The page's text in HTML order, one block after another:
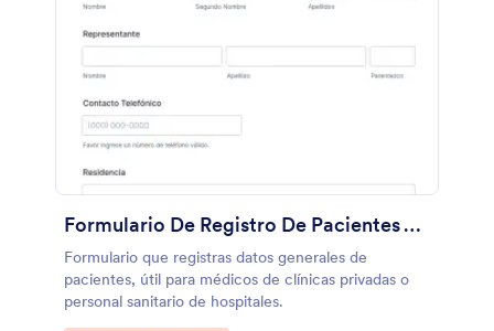
Formulario De Registro De Pacientes Y Control De Vacunación
Formulario que registras datos generales de
pacientes, útil para médicos de clínicas privadas o
personal sanitario de hospitales.